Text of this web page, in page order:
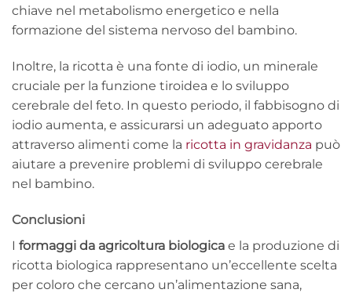
chiave nel metabolismo energetico e nella
formazione del sistema nervoso del bambino.
Inoltre, la ricotta è una fonte di iodio, un minerale
cruciale per la funzione tiroidea e lo sviluppo
cerebrale del feto. In questo periodo, il fabbisogno di
iodio aumenta, e assicurarsi un adeguato apporto
attraverso alimenti come la ricotta in gravidanza può
aiutare a prevenire problemi di sviluppo cerebrale
nel bambino.
Conclusioni
I formaggi da agricoltura biologica e la produzione di
ricotta biologica rappresentano un’eccellente scelta
per coloro che cercano un’alimentazione sana,